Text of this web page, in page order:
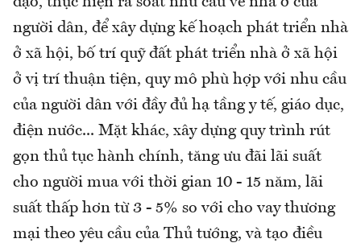
người dân, để xây dựng kế hoạch phát triển nhà
ở xã hội, bố trí quỹ đất phát triển nhà ở xã hội
ở vị trí thuận tiện, quy mô phù hợp với nhu cầu
của người dân với đầy đủ hạ tầng y tế, giáo dục,
điện nước... Mặt khác, xây dựng quy trình rút
gọn thủ tục hành chính, tăng ưu đãi lãi suất
cho người mua với thời gian 10 - 15 năm, lãi
suất thấp hơn từ 3 - 5% so với cho vay thương
mại theo yêu cầu của Thủ tướng, và tạo điều